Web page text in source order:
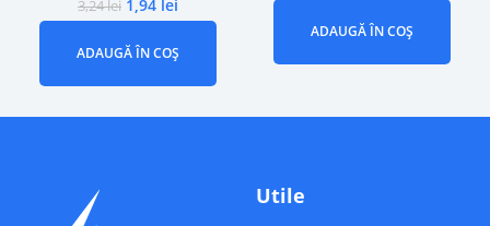
3,24lei 1,94 lei
ADAUGĂ ÎN COȘ
ADAUGĂ ÎN COȘ
Utile